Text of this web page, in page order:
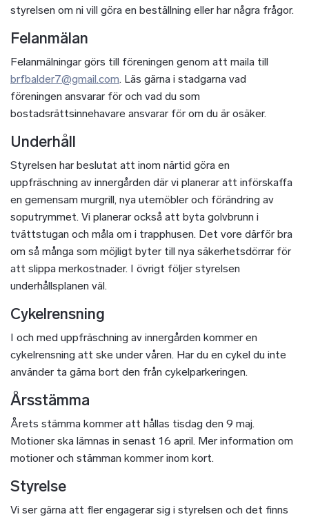
styrelsen om ni vill göra en beställning eller har några frågor.
Felanmälan
Felanmälningar görs till föreningen genom att maila till
brfbalder7@gmail.com. Läs gärna i stadgarna vad
föreningen ansvarar för och vad du som
bostadsrättsinnehavare ansvarar för om du är osäker.
Underhåll
Styrelsen har beslutat att inom närtid göra en
uppfräschning av innergården där vi planerar att införskaffa
en gemensam murgrill, nya utemöbler och förändring av
soputrymmet. Vi planerar också att byta golvbrunn i
tvättstugan och måla om i trapphusen. Det vore därför bra
om så många som möjligt byter till nya säkerhetsdörrar för
att slippa merkostnader. I övrigt följer styrelsen
underhållsplanen väl.
Cykelrensning
I och med uppfräschning av innergården kommer en
cykelrensning att ske under våren. Har du en cykel du inte
använder ta gärna bort den från cykelparkeringen.
Årsstämma
Årets stämma kommer att hållas tisdag den 9 maj.
Motioner ska lämnas in senast 16 april. Mer information om
motioner och stämman kommer inom kort.
Styrelse
Vi ser gärna att fler engagerar sig i styrelsen och det finns